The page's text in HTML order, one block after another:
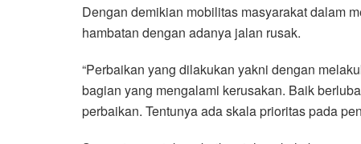
Dengan demikian mobilitas masyarakat dalam
hambatan dengan adanya jalan rusak.
“Perbaikan yang dilakukan yakni dengan
bagian yang mengalami kerusakan. Baik
perbaikan. Tentunya ada skala prioritas pada